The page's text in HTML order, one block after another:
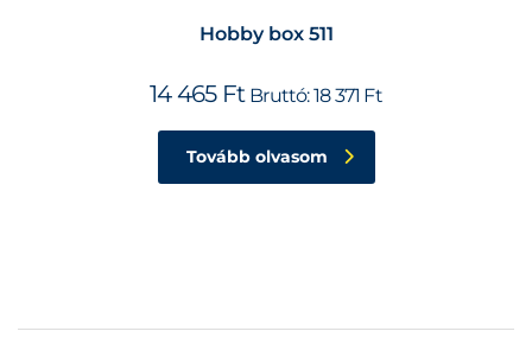
Hobby box 511
14 465 Ft Bruttó:18 371 Ft
Tovább olvasom